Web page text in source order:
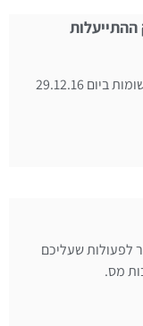
במסגרת חקיקת חוק ההסדרים אשר פורסם ברשומות ביום 29.12.16
בקשר לפעולות שעליכם
מס.